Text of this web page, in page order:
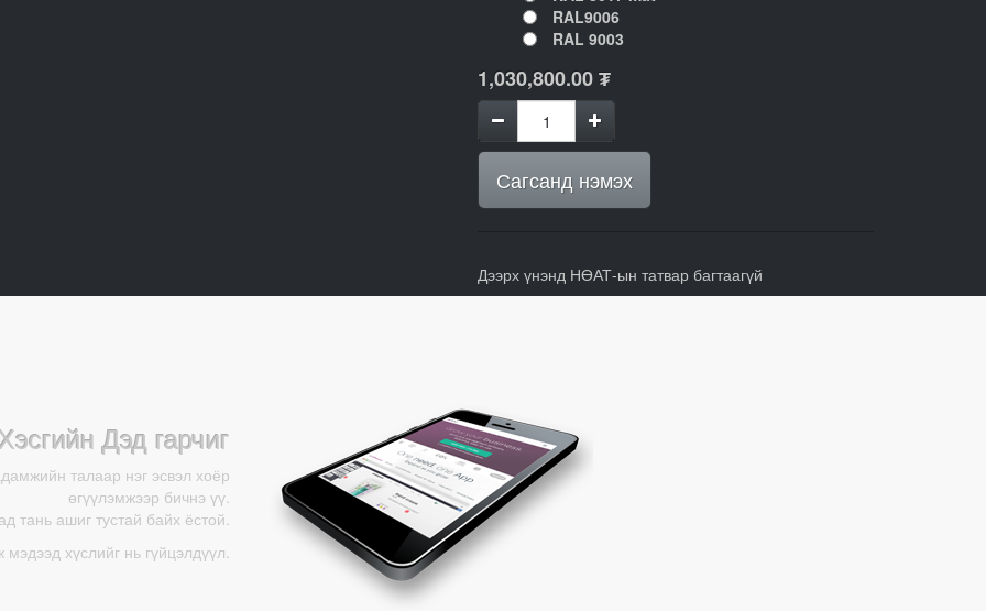
RAL9006
RAL 9003
1,030,800.00₮
Сагсанд нэмэх
Дээрх үнэнд НӨАТ-ын татвар багтаагүй
Дэд гарчиг
талаар нэг эсвэл хоёр
өгүүлэмжээр бичнэ үү.
тань ашиг тустай байх ёстой.
хүслийг нь гүйцэлдүүл.